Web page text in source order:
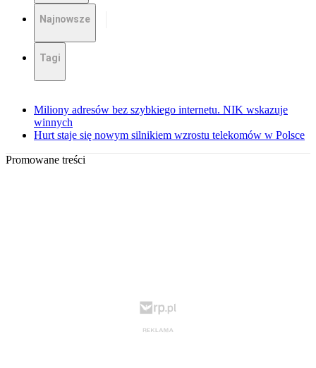
Najnowsze
Tagi
Miliony adresów bez szybkiego internetu. NIK wskazuje
winnych
Hurt staje się nowym silnikiem wzrostu telekomów w Polsce
Promowane treści